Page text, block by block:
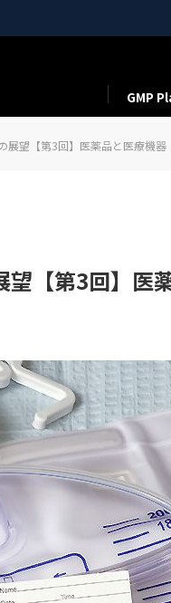
GMP
展望【第3回】医薬品と医療機器
【第3回】医